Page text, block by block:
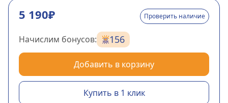
5 190₽ Проверить наличие
Начислим бонусов: 156
Добавить в корзину
Купить в 1 клик